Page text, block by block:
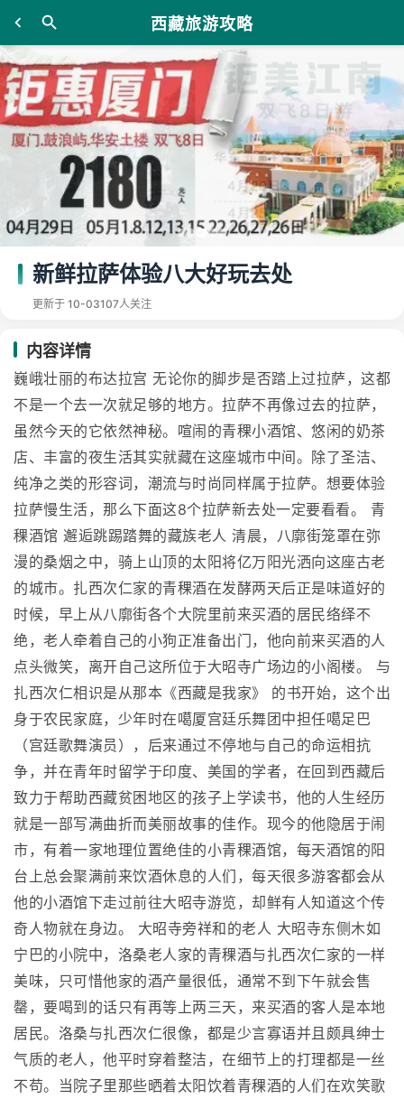
西藏旅游攻略
新鲜拉萨体验八大好玩去处
更新于 10-03107人关注
内容详情
巍峨壮丽的布达拉宫 无论你的脚步是否踏上过拉萨，这都
不是一个去一次就足够的地方。拉萨不再像过去的拉萨，
虽然今天的它依然神秘。喧闹的青稞小酒馆、悠闲的奶茶
店、丰富的夜生活其实就藏在这座城市中间。除了圣洁、
纯净之类的形容词，潮流与时尚同样属于拉萨。想要体验
拉萨慢生活，那么下面这8个拉萨新去处一定要看看。 青
稞酒馆 邂逅跳踢踏舞的藏族老人 清晨，八廓街笼罩在弥
漫的桑烟之中，骑上山顶的太阳将亿万阳光洒向这座古老
的城市。扎西次仁家的青稞酒在发酵两天后正是味道好的
时候，早上从八廓街各个大院里前来买酒的居民络绎不
绝，老人牵着自己的小狗正准备出门，他向前来买酒的人
点头微笑，离开自己这所位于大昭寺广场边的小阁楼。 与
扎西次仁相识是从那本《西藏是我家》 的书开始，这个出
身于农民家庭，少年时在噶厦宫廷乐舞团中担任噶足巴
（宫廷歌舞演员），后来通过不停地与自己的命运相抗
争，并在青年时留学于印度、美国的学者，在回到西藏后
致力于帮助西藏贫困地区的孩子上学读书，他的人生经历
就是一部写满曲折而美丽故事的佳作。现今的他隐居于闹
市，有着一家地理位置绝佳的小青稞酒馆，每天酒馆的阳
台上总会聚满前来饮酒休息的人们，每天很多游客都会从
他的小酒馆下走过前往大昭寺游览，却鲜有人知道这个传
奇人物就在身边。 大昭寺旁祥和的老人 大昭寺东侧木如
宁巴的小院中，洛桑老人家的青稞酒与扎西次仁家的一样
美味，只可惜他家的酒产量很低，通常不到下午就会售
罄，要喝到的话只有再等上两三天，来买酒的客人是本地
居民。洛桑与扎西次仁很像，都是少言寡语并且颇具绅士
气质的老人，他平时穿着整洁，在细节上的打理都是一丝
不苟。当院子里那些晒着太阳饮着青稞酒的人们在欢笑歌